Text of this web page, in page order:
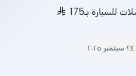
٢٤ سبتمبر ٢٠٢٥